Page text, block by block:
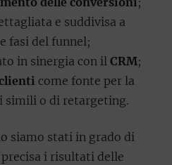
e suddivisa a
fasi del funnel;
in sinergia con il CRM;
come fonte per la
simili o di retargeting.
siamo stati in grado di
i risultati delle